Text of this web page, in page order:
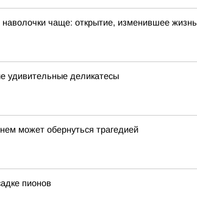
чаще: открытие, изменившее жизнь
удивительные деликатесы
может обернуться трагедией
пионов